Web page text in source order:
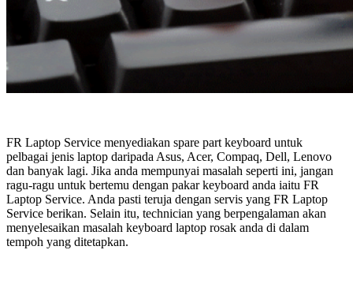
FR Laptop Service menyediakan spare part keyboard untuk
pelbagai jenis laptop daripada Asus, Acer, Compaq, Dell, Lenovo
dan banyak lagi. Jika anda mempunyai masalah seperti ini, jangan
ragu-ragu untuk bertemu dengan pakar keyboard anda iaitu FR
Laptop Service. Anda pasti teruja dengan servis yang FR Laptop
Service berikan. Selain itu, technician yang berpengalaman akan
menyelesaikan masalah keyboard laptop rosak anda di dalam
tempoh yang ditetapkan.